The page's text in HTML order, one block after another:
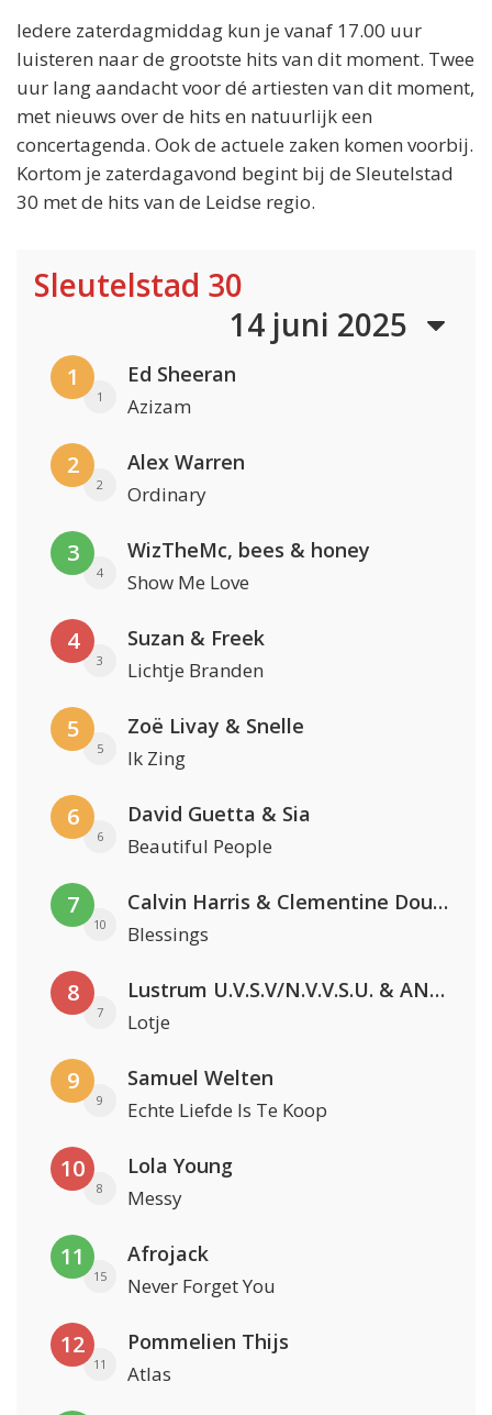
Iedere zaterdagmiddag kun je vanaf 17.00 uur
luisteren naar de grootste hits van dit moment. Twee
uur lang aandacht voor dé artiesten van dit moment,
met nieuws over de hits en natuurlijk een
concertagenda. Ook de actuele zaken komen voorbij.
Kortom je zaterdagavond begint bij de Sleutelstad
30 met de hits van de Leidse regio.
Sleutelstad 30
14 juni 2025
1
1
Ed Sheeran
Azizam
2
2
Alex Warren
Ordinary
3
4
WizTheMc, bees & honey
Show Me Love
4
3
Suzan & Freek
Lichtje Branden
5
5
Zoë Livay & Snelle
Ik Zing
6
6
David Guetta & Sia
Beautiful People
7
10
Calvin Harris & Clementine Douglas
Blessings
8
7
Lustrum U.V.S.V/N.V.V.S.U. & ANNO ONS & Jopke van Dobbenburgh & Roeland Beelen
Lotje
9
9
Samuel Welten
Echte Liefde Is Te Koop
10
8
Lola Young
Messy
11
15
Afrojack
Never Forget You
12
11
Pommelien Thijs
Atlas